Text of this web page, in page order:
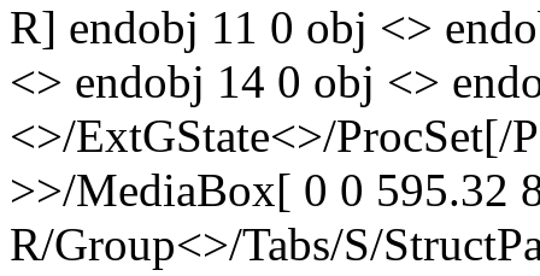
R] endobj 11 0 obj <>
<> endobj 14 0 obj <>
<>/ExtGState<>/ProcSet[/
>>/MediaBox[ 0 0 595.32
R/Group<>/Tabs/S/